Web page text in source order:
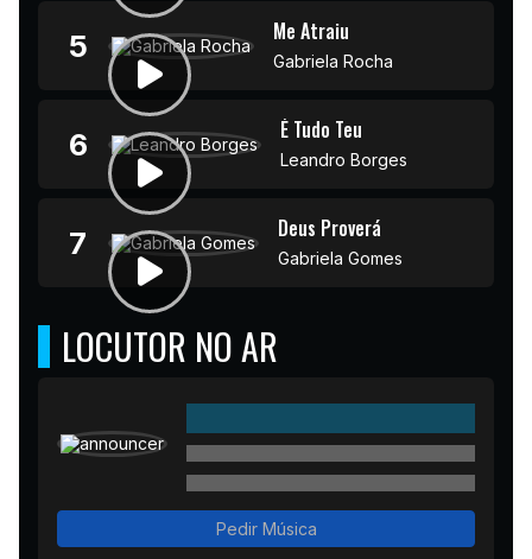
5 Me Atraiu
Gabriela Rocha
6 É Tudo Teu
Leandro Borges
7 Deus Proverá
Gabriela Gomes
LOCUTOR NO AR
Pedir Música